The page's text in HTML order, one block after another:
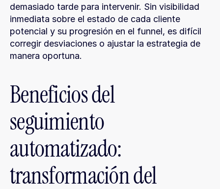
demasiado tarde para intervenir. Sin visibilidad
inmediata sobre el estado de cada cliente
potencial y su progresión en el funnel, es difícil
corregir desviaciones o ajustar la estrategia de
manera oportuna.
Beneficios del
seguimiento
automatizado:
transformación del